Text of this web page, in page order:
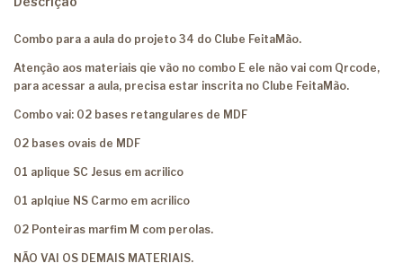
Combo para a aula do projeto 34 do Clube FeitaMão.
Atenção aos materiais qie vão no combo E ele não vai com Qrcode,
para acessar a aula, precisa estar inscrita no Clube FeitaMão.
Combo vai: 02 bases retangulares de MDF
02 bases ovais de MDF
01 aplique SC Jesus em acrilico
01 aplqiue NS Carmo em acrilico
02 Ponteiras marfim M com perolas.
NÃO VAI OS DEMAIS MATERIAIS.